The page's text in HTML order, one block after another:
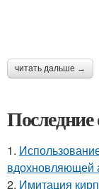
читать дальше →
Последние
1.
вдохновляющей
2. Имитация